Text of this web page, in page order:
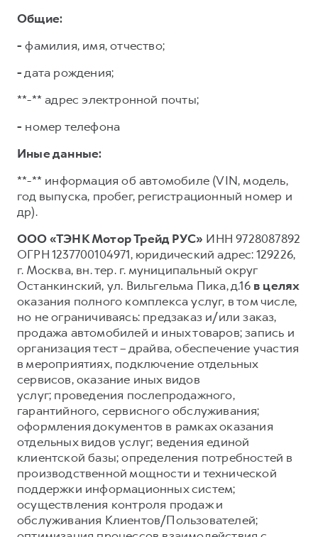
Общие:
- фамилия, имя, отчество;
-дата рождения;
**-** адрес электронной почты;
- номер телефона
Иные данные:
**-** информация об автомобиле (VIN, модель,
год выпуска, пробег, регистрационный номер и
др).
ООО «ТЭНК Мотор Трейд РУС» ИНН 9728087892
ОГРН 1237700104971, юридический адрес: 129226,
г. Москва, вн. тер. г. муниципальный округ
Останкинский, ул. Вильгельма Пика, д.16 в целях
оказания полного комплекса услуг, в том числе,
но не ограничиваясь: предзаказ и/или заказ,
продажа автомобилей и иных товаров; запись и
организация тест – драйва, обеспечение участия
в мероприятиях, подключение отдельных
сервисов, оказание иных видов
услуг; проведения послепродажного,
гарантийного, сервисного обслуживания;
оформления документов в рамках оказания
отдельных видов услуг; ведения единой
клиентской базы; определения потребностей в
производственной мощности и технической
поддержки информационных систем;
осуществления контроля продаж и
обслуживания Клиентов/Пользователей;